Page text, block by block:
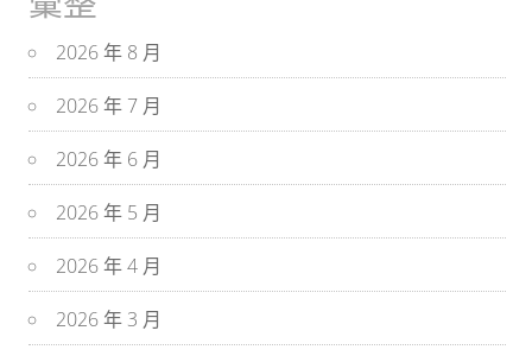
2026 年 8 月
2026 年 7 月
2026 年 6 月
2026 年 5 月
2026 年 4 月
2026 年 3 月